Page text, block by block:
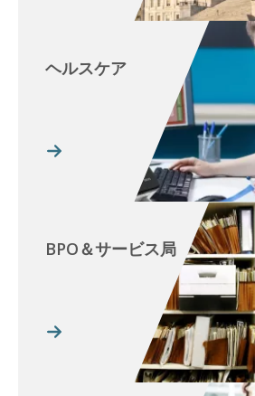
ヘルスケア
BPO＆サービス局